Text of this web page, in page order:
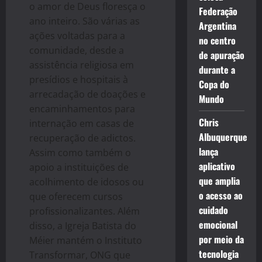
o amor de Deus floresça o
ano inteiro. São várias as
ações voltadas para a
comunidade, desde a
assistência religiosa em
presídios e hospitais à
arrecadação de doações e
encaminhamentos para
internação em casas de
recuperação de adictos.
Assim como também o
apoio a instituições de
acolhimento de idosos ou
que oferecem cursos
profissionalizantes. Além
disso, a Igreja Batista do
Méier mantém o Instituto
Transformar, ONG que
Federação
Argentina
no centro
de apuração
durante a
Copa do
Mundo
Chris
Albuquerque
lança
aplicativo
que amplia
o acesso ao
cuidado
emocional
por meio da
tecnologia